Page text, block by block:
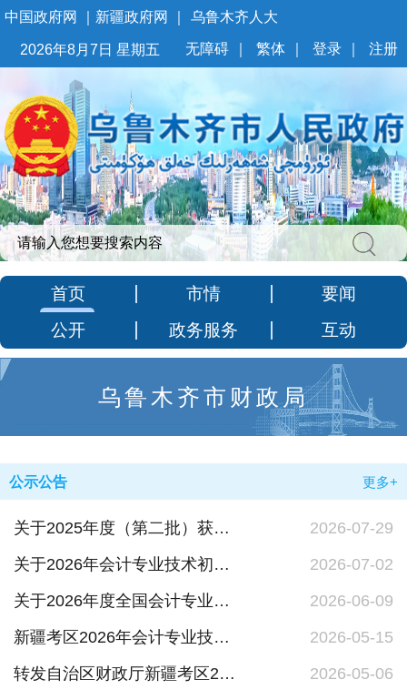
中国政府网 新疆政府网 乌鲁木齐人大
2026年8月7日 星期五 无障碍 繁体 登录 注册
首页 市情
要闻
公开
政务服务 互动
乌鲁木齐市财政局
公示公告 更多+
关于2025年度（第二批）获得免税资格非营利组织名单的公告
2026-07-29
关于2026年会计专业技术初级资格成绩有关问题的通知
2026-07-02
关于2026年度全国会计专业技术中级资格考试报名相关事项的通知
2026-06-09
新疆考区2026年会计专业技术初、高级资格考试温馨提示
2026-05-15
转发自治区财政厅新疆考区2026年会计专业技术初、高级资格考试准考证打印提示
2026-05-06